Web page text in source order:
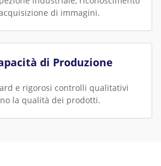
di immagini.
di Produzione
e rigorosi controlli qualitativi
la qualità dei prodotti.